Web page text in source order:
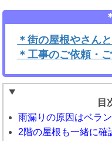
＊街の屋根やさん
＊工事のご依頼・
目
雨漏りの原因はベラ
2階の屋根も一緒に確